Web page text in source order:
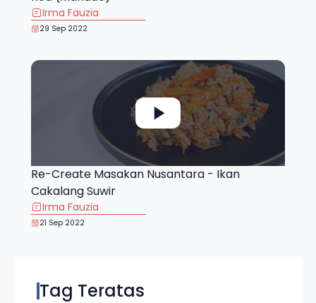
Irma Fauzia
29 Sep 2022
Re-Create Masakan Nusantara - Ikan
Cakalang Suwir
Irma Fauzia
21 Sep 2022
Tag Teratas